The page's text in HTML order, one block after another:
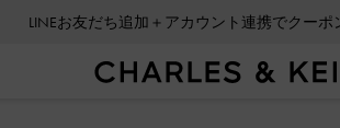
LINEお友だち追加＋アカウント連携でクーポ